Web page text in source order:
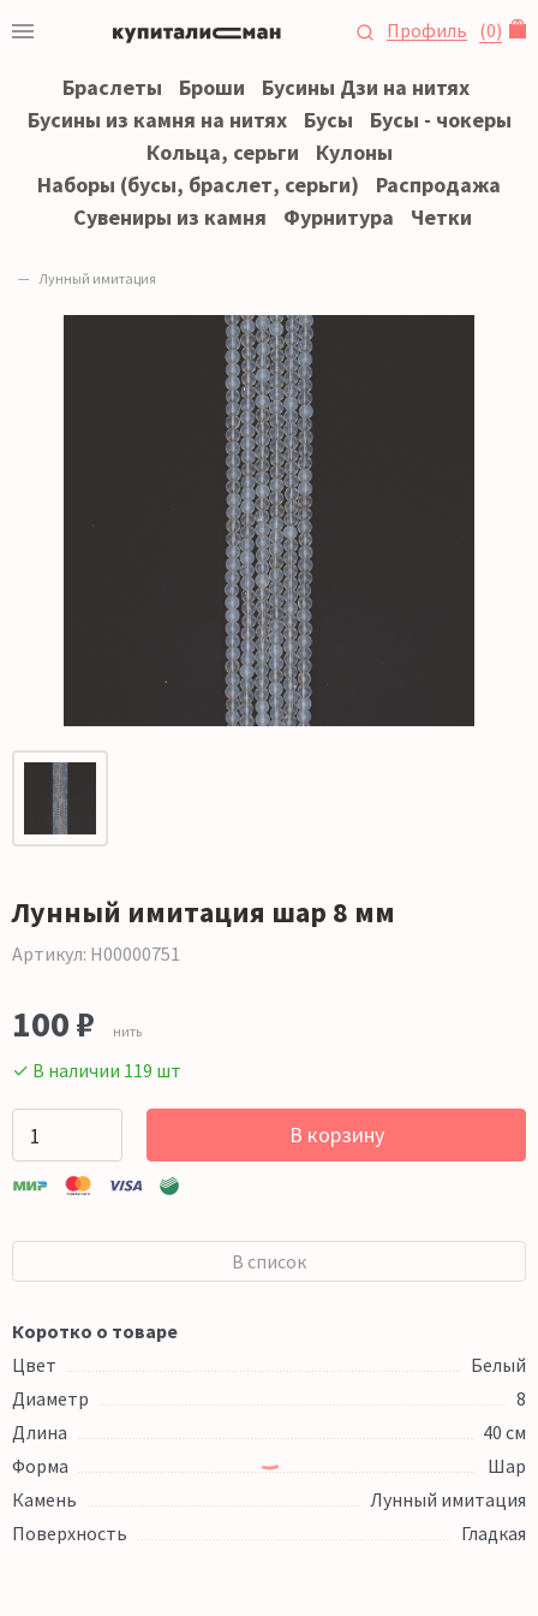
Профиль (0)
Браслеты Броши
Бусины Дзи на нитях
Бусины из камня на нитях
Бусы
Бусы - чокеры
Кольца, серьги
Кулоны
Наборы (бусы, браслет, серьги)
Распродажа
Сувениры из камня
Фурнитура Четки
Лунный имитация
Лунный имитация шар 8 мм
Артикул: Н00000751
100 ₽ нить
✓ В наличии 119 шт
В корзину
В список
Коротко о товаре
Цвет
Белый
Диаметр
8
Длина
40 см
Форма
Шар
Камень
Лунный имитация
Поверхность
Гладкая